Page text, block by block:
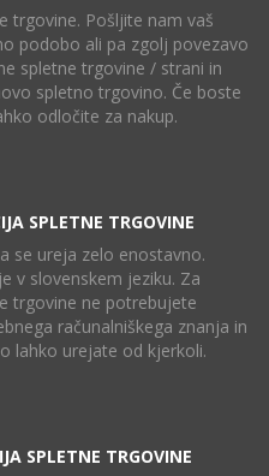
trgovine. Pošljite nam vaš
podobo ali pa zgolj povezavo
spletne trgovine / strani in
spletno trgovino. Če boste
odločite za nakup.
SPLETNE TRGOVINE
se ureja zelo enostavno.
v slovenskem jeziku. Za
trgovine ne potrebujete
računalniškega znanja in
lahko urejate od kjerkoli.
SPLETNE TRGOVINE